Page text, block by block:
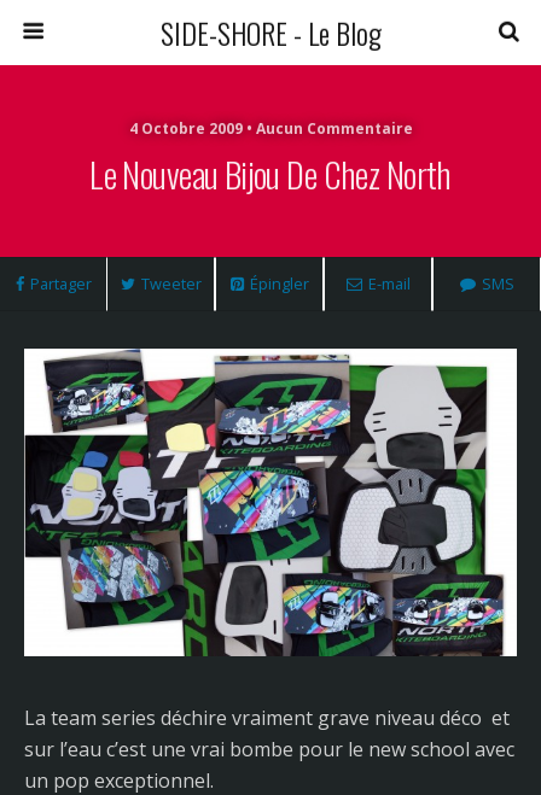
SIDE-SHORE - Le Blog
4 Octobre 2009 • Aucun Commentaire
Le Nouveau Bijou De Chez North
Partager Tweeter Épingler E-mail SMS
La team series déchire vraiment grave niveau déco et
sur l’eau c’est une vrai bombe pour le new school avec
un pop exceptionnel.